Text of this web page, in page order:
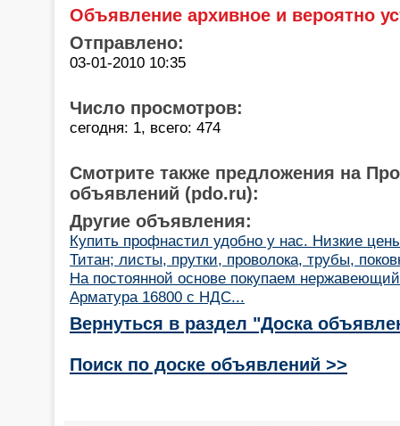
Объявление архивное и вероятно
Отправлено:
03-01-2010 10:35
Число просмотров:
сегодня: 1, всего: 474
Смотрите также предложения на
объявлений (pdo.ru):
Другие объявления:
Купить профнастил удобно у нас. Низкие
Титан; листы, прутки, проволока, трубы,
На постоянной основе покупаем
Арматура 16800 с НДС...
Вернуться в раздел "Доска
Поиск по доске объявлений >>